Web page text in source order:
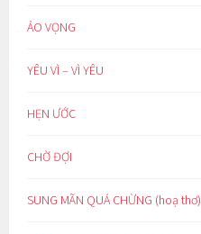
ẢO VỌNG
YÊU VÌ – VÌ YÊU
HẸN ƯỚC
CHỜ ĐỢI
SUNG MÃN QUÁ CHỪNG (hoạ thơ)